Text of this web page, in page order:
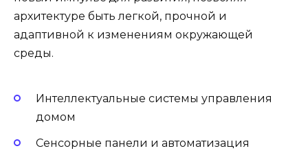
архитектуре быть легкой, прочной и
адаптивной к изменениям окружающей
среды.
Интеллектуальные системы управления
домом
Сенсорные панели и автоматизация